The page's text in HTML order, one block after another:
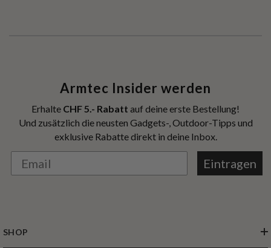
Armtec Insider werden
Erhalte CHF 5.- Rabatt auf deine erste Bestellung!
Und zusätzlich die neusten Gadgets-, Outdoor-Tipps und
exklusive Rabatte direkt in deine Inbox.
Eintragen
SHOP